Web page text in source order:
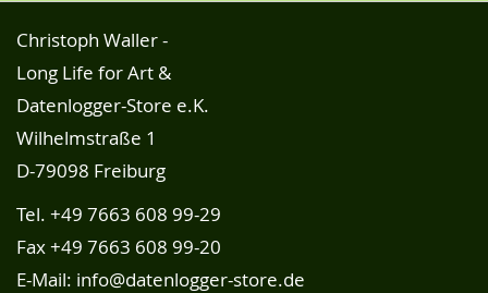
Christoph Waller -
Long Life for Art &
Datenlogger-Store e.K.
Wilhelmstraße 1
D-79098 Freiburg
Tel. +49 7663 608 99-29
Fax +49 7663 608 99-20
E-Mail: info@datenlogger-store.de